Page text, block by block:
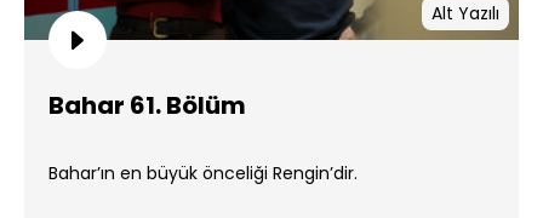
Alt Yazılı
Bahar 61. Bölüm
Bahar’ın en büyük önceliği Rengin’dir.